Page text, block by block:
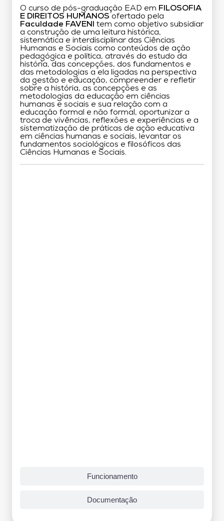
O curso de pós-graduação EAD em FILOSOFIA
E DIREITOS HUMANOS ofertado pela
Faculdade FAVENI
tem como objetivo subsidiar
a construção de uma leitura histórica,
sistemática e interdisciplinar das Ciências
Humanas e Sociais como conteúdos de ação
pedagógica e política, através do estudo da
história, das concepções, dos fundamentos e
das metodologias a ela ligadas na perspectiva
da gestão e educação, compreender e refletir
sobre a história, as concepções e as
metodologias da educação em ciências
humanas e sociais e sua relação com a
educação formal e não formal, oportunizar a
troca de vivências, reflexões e experiências e a
sistematização de práticas de ação educativa
em ciências humanas e sociais, levantar os
fundamentos sociológicos e filosóficos das
Ciências Humanas e Sociais.
Funcionamento
Documentação